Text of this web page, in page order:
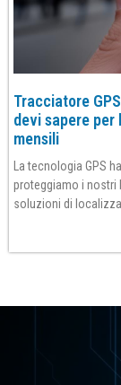
Tracciatore
devi sapere
mensili
La tecnologia GPS
proteggiamo i nostri
soluzioni di